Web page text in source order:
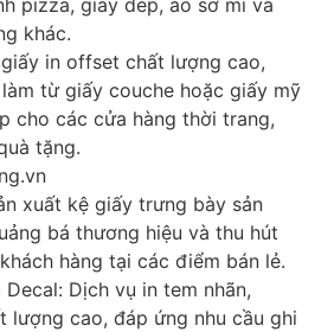
khác.​
in offset chất lượng cao,
từ giấy couche hoặc giấy mỹ
cho các cửa hàng thời trang,
tặng.​
xuất kệ giấy trưng bày sản
bá thương hiệu và thu hút
hàng tại các điểm bán lẻ.​
Decal: Dịch vụ in tem nhãn,
lượng cao, đáp ứng nhu cầu ghi